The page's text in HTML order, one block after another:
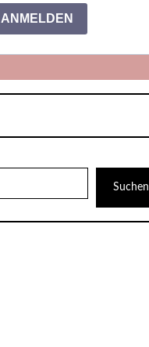
ANMELDEN
Suchen